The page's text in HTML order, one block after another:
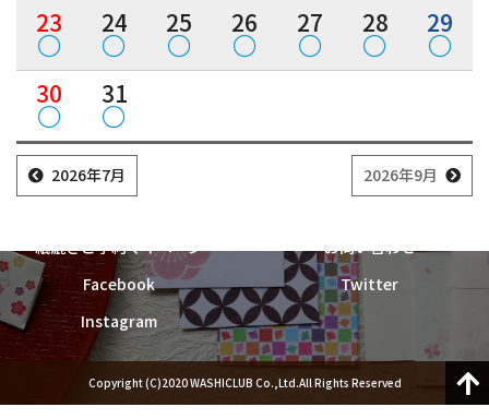
23 24 25 26 27 28 29
30 31
2026年7月 2026年9月
トップ
和詩倶楽部ご案内
紙漉き体験ご案内
和綴じ体験ご案内
店舗ご案内
求人募集
ウェブショップ
お知らせ
紙漉きご予約マイページ
お問い合わせ
Facebook
Twitter
Instagram
Copyright (C)2020 WASHICLUB Co.,Ltd.All Rights Reserved